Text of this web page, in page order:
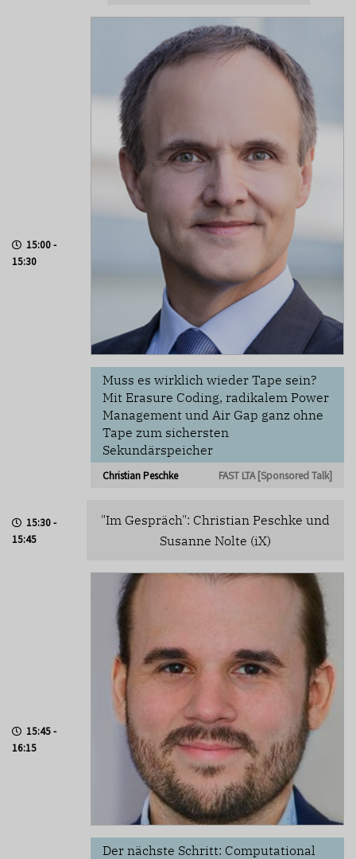
15:00 -
15:30
Muss es wirklich wieder Tape sein?
Mit Erasure Coding, radikalem Power
Management und Air Gap ganz ohne
Tape zum sichersten
Sekundärspeicher
Christian Peschke FAST LTA [Sponsored Talk]
15:30 -
15:45
"Im Gespräch": Christian Peschke und
Susanne Nolte (iX)
15:45 -
16:15
Der nächste Schritt: Computational